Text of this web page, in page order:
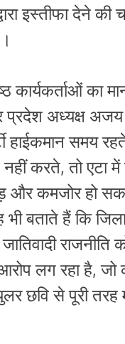
इस्तीफा देने की
कार्यकर्ताओं का
प्रदेश अध्यक्ष अजय
हाईकमान समय
नहीं करते, तो एटा
और कमजोर हो
बताते हैं कि
राजनीति
लग रहा है, जो
छवि से पूरी तरह